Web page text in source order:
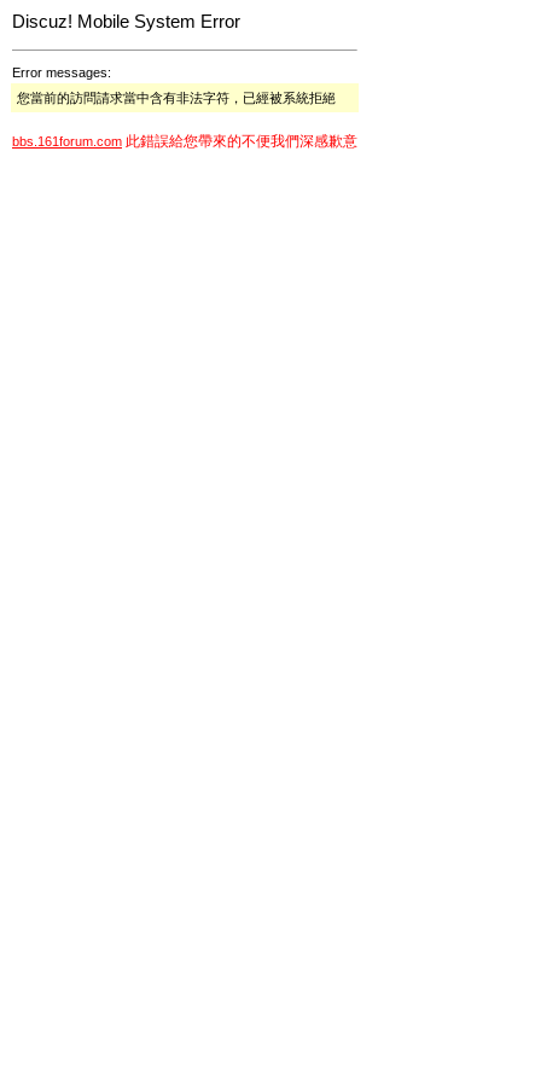
Discuz! Mobile System Error
Error messages:
您當前的訪問請求當中含有非法字符，已經被系統拒絕
bbs.161forum.com 此錯誤給您帶來的不便我們深感歉意